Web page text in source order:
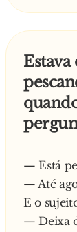
debaixo
- Uma
-Ah, ah,
do meu
— Está
— Até
E o
— Deixa